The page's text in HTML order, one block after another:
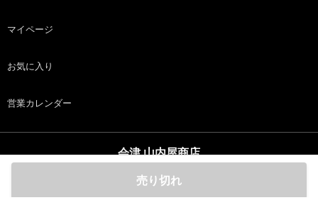
売り切れ
マイページ
お気に入り
営業カレンダー
会津 山内屋商店
copyright (c) 会津 山内屋商店 all rights reserved.